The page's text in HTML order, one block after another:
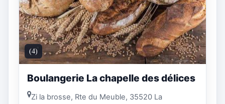
(4)
Boulangerie La chapelle des délices
Zi la brosse, Rte du Meuble, 35520 La